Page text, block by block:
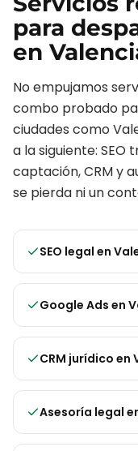
para
en
No empujamos
combo probado
ciudades como
a la siguiente:
captación, CRM y
se pierda ni un
SEO legal en
Google Ads en
CRM jurídico en
Asesoría legal